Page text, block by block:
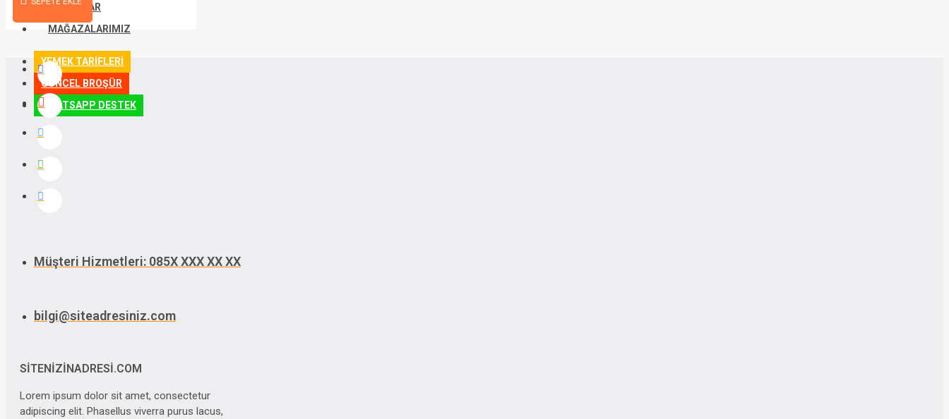
MARKALAR
MAĞAZALARIMIZ
YEMEK TARIFLERI
GÜNCEL BROŞÜR
WHATSAPP DESTEK
Müşteri Hizmetleri: 085X XXX XX XX
bilgi@siteadresiniz.com
SITENIZINADRESI.COM
Lorem ipsum dolor sit amet, consectetur
adipiscing elit. Phasellus viverra purus lacus,